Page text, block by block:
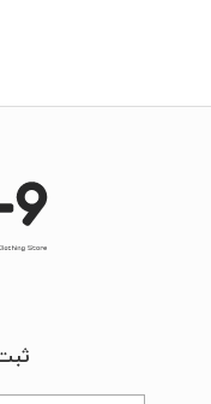
خرید شلوارک
راه، خرید از یک
راهنمایی درست در
انواع مدل شلوارک‌
نکنند، به سبب
این را بدانید که